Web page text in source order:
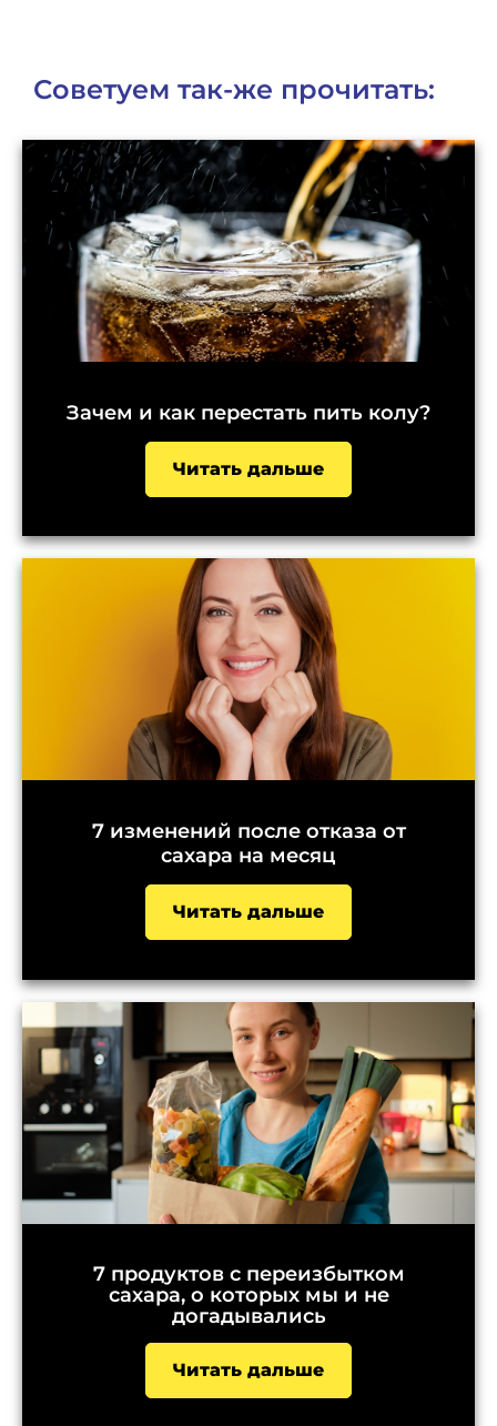
Советуем так-же прочитать:
Зачем и как перестать пить колу?
Читать дальше
7 изменений после отказа от
сахара на месяц
Читать дальше
7 продуктов с переизбытком
сахара, о которых мы и не
догадывались
Читать дальше